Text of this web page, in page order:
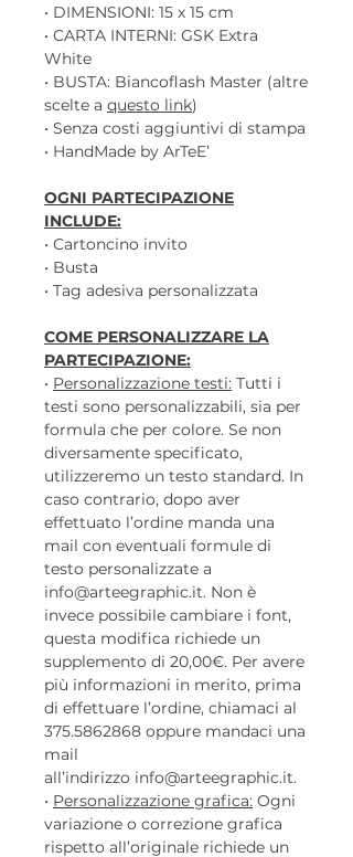
• DIMENSIONI: 15 x 15 cm
• CARTA INTERNI: GSK Extra
White
• BUSTA: Biancoflash Master (altre
scelte a questo link)
• Senza costi aggiuntivi di stampa
• HandMade by ArTeE’
OGNI PARTECIPAZIONE
INCLUDE:
• Cartoncino invito
• Busta
• Tag adesiva personalizzata
COME PERSONALIZZARE LA
PARTECIPAZIONE:
• Personalizzazione testi: Tutti i
testi sono personalizzabili, sia per
formula che per colore. Se non
diversamente specificato,
utilizzeremo un testo standard. In
caso contrario, dopo aver
effettuato l’ordine manda una
mail con eventuali formule di
testo personalizzate a
info@arteegraphic.it. Non è
invece possibile cambiare i font,
questa modifica richiede un
supplemento di 20,00€. Per avere
più informazioni in merito, prima
di effettuare l’ordine, chiamaci al
375.5862868 oppure mandaci una
mail
all’indirizzo info@arteegraphic.it.
• Personalizzazione grafica: Ogni
variazione o correzione grafica
rispetto all’originale richiede un